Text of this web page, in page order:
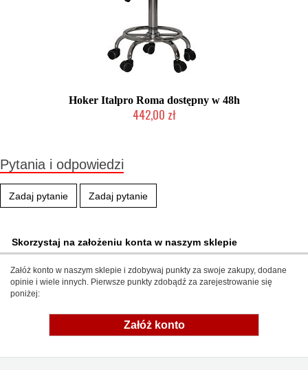
Hoker Italpro Roma dostępny w 48h
442,00 zł
Pytania i odpowiedzi
Zadaj pytanie Zadaj pytanie
Skorzystaj na założeniu konta w naszym sklepie
Załóż konto w naszym sklepie i zdobywaj punkty za swoje zakupy, dodane
opinie i wiele innych. Pierwsze punkty zdobądź za zarejestrowanie się
poniżej:
Załóż konto